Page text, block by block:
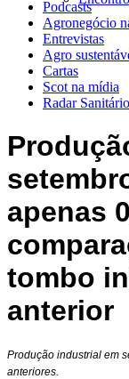
Podcasts
Agronegócio
Entrevistas
Agro
Cartas
Scot na mídia
Radar Sanitário
apenas
tombo
anterior
Produção industrial em
anteriores.